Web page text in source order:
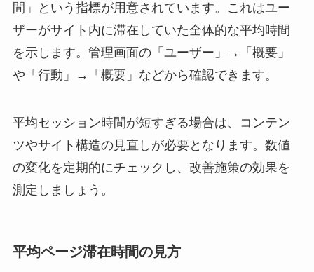
間」という指標が用意されています。これはユー
ザーがサイト内に滞在していた全体的な平均時間
を示します。管理画面の「ユーザー」→「概要」
や「行動」→「概要」などから確認できます。
平均セッション時間が短すぎる場合は、コンテン
ツやサイト構造の見直しが必要となります。数値
の変化を定期的にチェックし、改善施策の効果を
測定しましょう。
平均ページ滞在時間の見方